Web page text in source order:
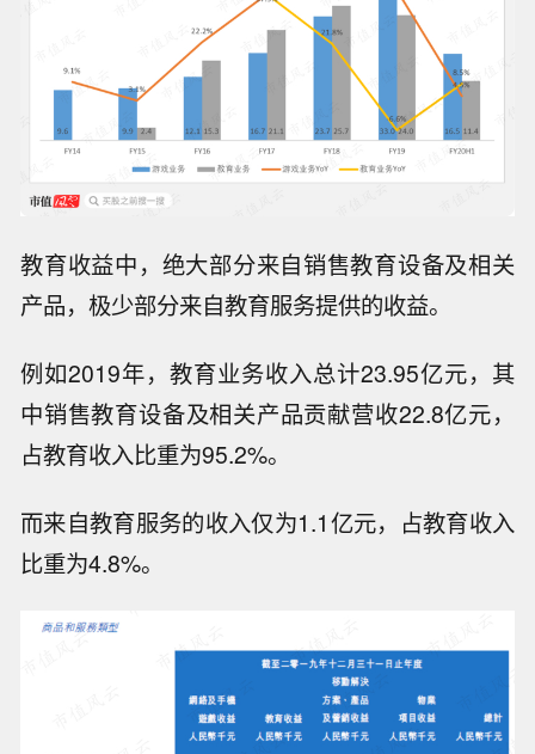
教育收益中，绝大部分来自销售教育设备及相关
产品，极少部分来自教育服务提供的收益。
例如2019年，教育业务收入总计23.95亿元，其
中销售教育设备及相关产品贡献营收22.8亿元，
占教育收入比重为95.2%。
而来自教育服务的收入仅为1.1亿元，占教育收入
比重为4.8%。